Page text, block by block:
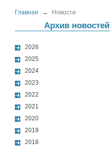
Главная → Новости
Архив новостей
2026
2025
2024
2023
2022
2021
2020
2019
2018